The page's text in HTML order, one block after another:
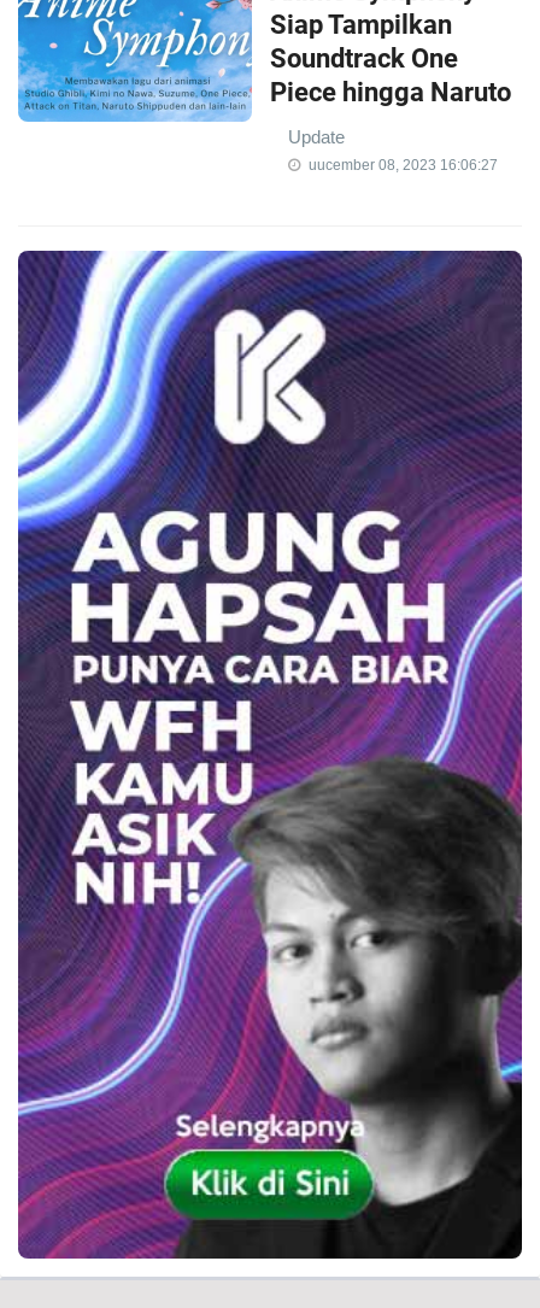
Siap Tampilkan
Soundtrack One
Piece hingga Naruto
Update
uucember 08, 2023 16:06:27